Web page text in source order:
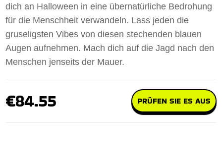
dich an Halloween in eine übernatürliche Bedrohung
für die Menschheit verwandeln. Lass jeden die
gruseligsten Vibes von diesen stechenden blauen
Augen aufnehmen. Mach dich auf die Jagd nach den
Menschen jenseits der Mauer.
€84.55 PRÜFEN SIE ES AUS